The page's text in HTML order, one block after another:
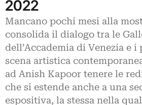
2022
Mancano pochi mesi alla
consolida il dialogo tra le
dell’Accademia di Venezia e
scena artistica
ad Anish Kapoor tenere le
che si estende anche a una
espositiva, la stessa nella